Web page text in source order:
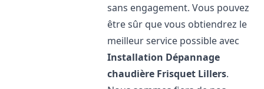
sans engagement. Vous pouvez
être sûr que vous obtiendrez le
meilleur service possible avec
Installation Dépannage
chaudière Frisquet Lillers.